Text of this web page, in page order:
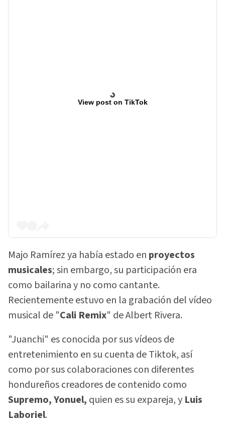
View post on TikTok
Majo Ramírez ya había estado en proyectos
musicales; sin embargo, su participación era
como bailarina y no como cantante.
Recientemente estuvo en la grabación del vídeo
musical de "Cali Remix" de Albert Rivera.
"Juanchi" es conocida por sus vídeos de
entretenimiento en su cuenta de Tiktok, así
como por sus colaboraciones con diferentes
hondureños creadores de contenido como
Supremo, Yonuel, quien es su expareja, y Luis
Laboriel.